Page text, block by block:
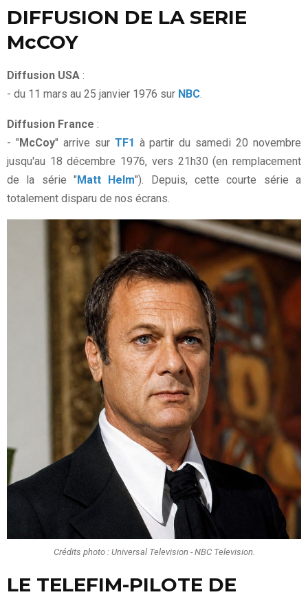
DIFFUSION DE LA SERIE
McCOY
Diffusion USA :
- du 11 mars au 25 janvier 1976 sur NBC
Diffusion France :
- "McCoy" arrive sur TF1 à partir du samedi 20 novembre
jusqu'au 18 décembre 1976, vers 21h30 (en remplacement
de la série "Matt Helm"). Depuis, cette courte série a
totalement disparu de nos écrans.
Crédits photo : Universal Television - NBC Television.
LE TELEFIM-PILOTE DE